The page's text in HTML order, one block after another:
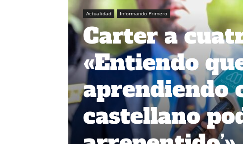
Actualidad Informando Primero
Carter a
«Entiendo
aprendiendo
castellano